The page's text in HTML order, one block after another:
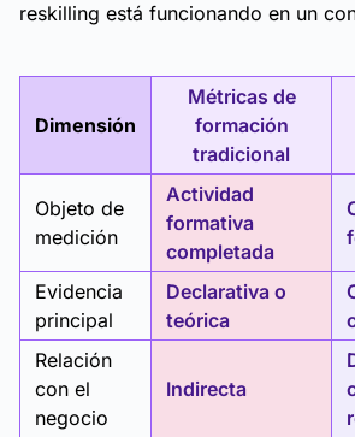
reskilling está funcionando en un
Dimensión
Métricas de
formación
tradicional
Objeto de
medición
Actividad
formativa
completada
Evidencia
principal
Declarativa o
teórica
Relación
con el
negocio
Indirecta